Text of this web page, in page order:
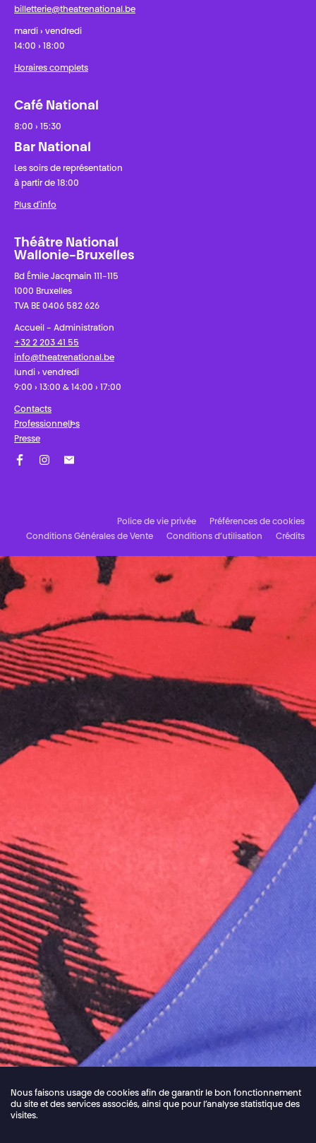
billetterie@theatrenational.be
mardi › vendredi
14:00 › 18:00
Horaires complets
Café National
8:00 › 15:30
Bar National
Les soirs de représentation
à partir de 18:00
Plus d'info
Théâtre National
Wallonie-Bruxelles
Bd Émile Jacqmain 111-115
1000 Bruxelles
TVA BE 0406 582 626
Accueil - Administration
+32 2 203 41 55
info@theatrenational.be
lundi › vendredi
9:00 › 13:00 & 14:00 › 17:00
Contacts
Professionnel·les
Presse
Police de vie privée
Préférences de cookies
Conditions Générales de Vente
Conditions d’utilisation Crédits
Nous faisons usage de cookies afin de garantir le bon fonctionnement
du site et des services associés, ainsi que pour l’analyse statistique des
visites.